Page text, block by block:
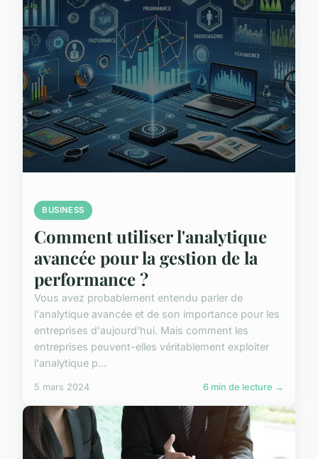
BUSINESS
Comment utiliser l'analytique
avancée pour la gestion de la
performance ?
Vous avez probablement entendu parler de
l'analytique avancée et de son importance pour les
entreprises d'aujourd'hui. Mais comment les
entreprises peuvent-elles véritablement exploiter
l'analytique p...
5 mars 2024 6 min de lecture →